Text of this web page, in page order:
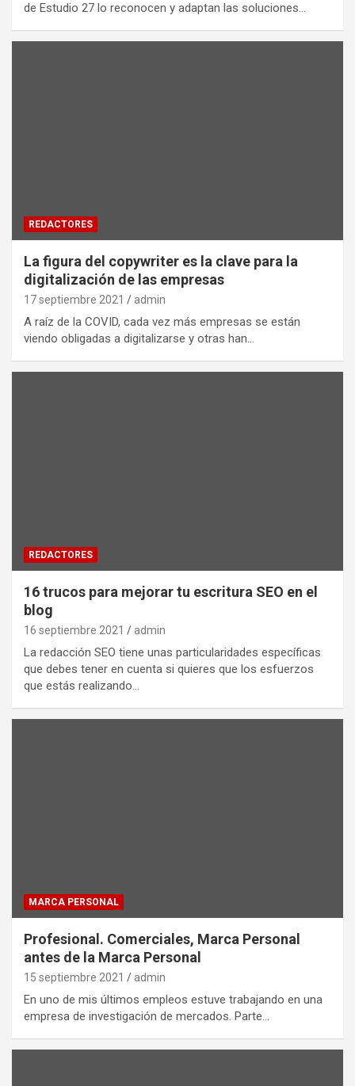
de Estudio 27 lo reconocen y adaptan las soluciones…
REDACTORES
La figura del copywriter es la clave para la
digitalización de las empresas
17 septiembre 2021 admin
A raíz de la COVID, cada vez más empresas se están
viendo obligadas a digitalizarse y otras han…
REDACTORES
16 trucos para mejorar tu escritura SEO en el
blog
16 septiembre 2021 admin
La redacción SEO tiene unas particularidades específicas
que debes tener en cuenta si quieres que los esfuerzos
que estás realizando…
MARCA PERSONAL
Profesional. Comerciales, Marca Personal
antes de la Marca Personal
15 septiembre 2021 admin
En uno de mis últimos empleos estuve trabajando en una
empresa de investigación de mercados. Parte…